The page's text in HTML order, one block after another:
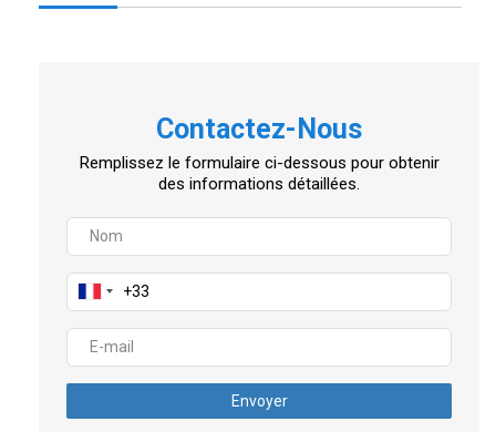
Contactez-Nous
Remplissez le formulaire ci-dessous pour obtenir
des informations détaillées.
Envoyer